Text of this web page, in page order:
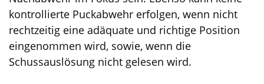
kontrollierte Puckabwehr erfolgen, wenn nicht
rechtzeitig eine adäquate und richtige Position
eingenommen wird, sowie, wenn die
Schussauslösung nicht gelesen wird.